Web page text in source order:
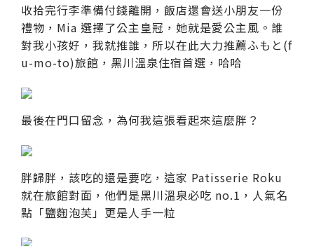
收拾完行李準備付錢離開，飯店還會送小朋友一份
禮物，Mia 選擇了公主皇冠，她就是愛公主風。誰
對我小孩好，我就推誰，所以在此大力推薦ふもと(f
u-mo-to)旅館，黑川溫泉住宿首選，哈哈
最後在門口留念，為何我這張看起來這麼胖？
胖歸胖，該吃的還是要吃，這家 Patisserie Roku
就在旅館對面，他們是黑川溫泉必吃 no.1，人氣名
點「鹽麴泡芙」更是人手一粒